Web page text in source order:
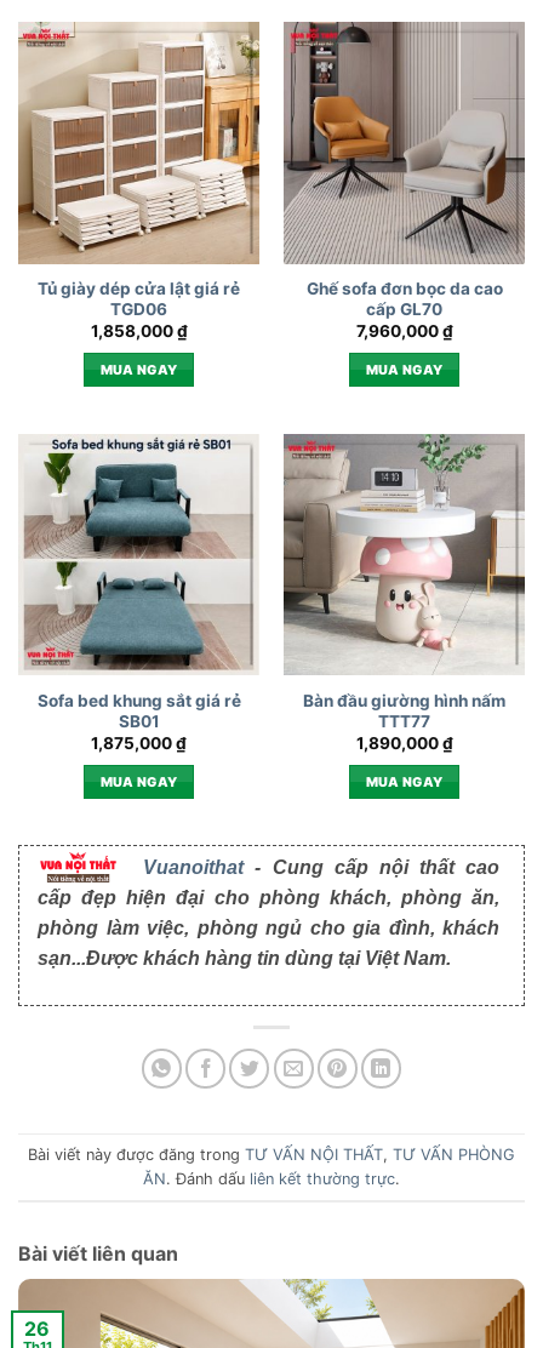
Tủ giày dép cửa lật giá rẻ
TGD06
1,858,000₫
MUA NGAY
Ghế sofa đơn bọc da cao
cấp GL70
7,960,000₫
MUA NGAY
Sofa bed khung sắt giá rẻ
SB01
1,875,000₫
MUA NGAY
Bàn đầu giường hình nấm
TTT77
1,890,000₫
MUA NGAY
Vuanoithat- Cung cấp nội thất cao
cấp đẹp hiện đại cho phòng khách, phòng ăn,
phòng làm việc, phòng ngủ cho gia đình, khách
sạn...Được khách hàng tin dùng tại Việt Nam.
Bài viết này được đăng trong TƯ VẤN NỘI THẤT, TƯ VẤN PHÒNG
ĂN. Đánh dấu liên kết thường trực.
Bài viết liên quan
26